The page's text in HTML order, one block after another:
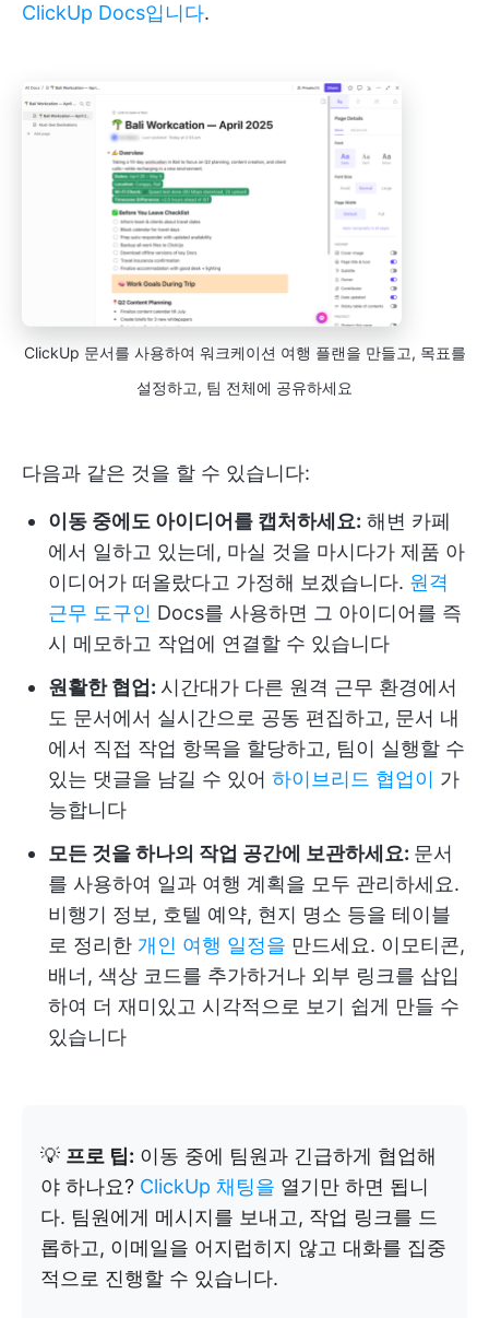
ClickUp Docs입니다.
ClickUp 문서를 사용하여 워크케이션 여행 플랜을 만들고, 목표를
설정하고, 팀 전체에 공유하세요
다음과 같은 것을 할 수 있습니다:
이동 중에도 아이디어를 캡처하세요: 해변 카페
에서 일하고 있는데, 마실 것을 마시다가 제품 아
이디어가 떠올랐다고 가정해 보겠습니다. 원격
근무 도구인 Docs를 사용하면 그 아이디어를 즉
시 메모하고 작업에 연결할 수 있습니다
원활한 협업: 시간대가 다른 원격 근무 환경에서
도 문서에서 실시간으로 공동 편집하고, 문서 내
에서 직접 작업 항목을 할당하고, 팀이 실행할 수
있는 댓글을 남길 수 있어 하이브리드 협업이 가
능합니다
모든 것을 하나의 작업 공간에 보관하세요: 문서
를 사용하여 일과 여행 계획을 모두 관리하세요.
비행기 정보, 호텔 예약, 현지 명소 등을 테이블
로 정리한 개인 여행 일정을 만드세요. 이모티콘,
배너, 색상 코드를 추가하거나 외부 링크를 삽입
하여 더 재미있고 시각적으로 보기 쉽게 만들 수
있습니다
💡 프로 팁: 이동 중에 팀원과 긴급하게 협업해
야 하나요? ClickUp 채팅을 열기만 하면 됩니
다. 팀원에게 메시지를 보내고, 작업 링크를 드
롭하고, 이메일을 어지럽히지 않고 대화를 집중
적으로 진행할 수 있습니다.